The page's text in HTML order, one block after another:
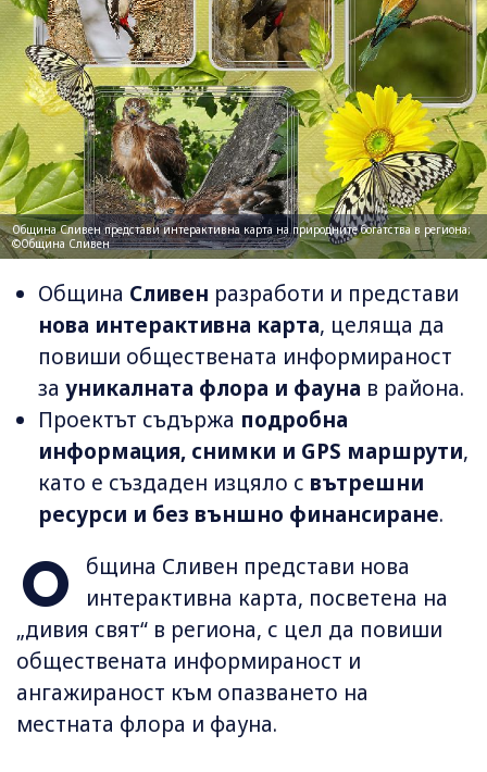
Община Сливен представи интерактивна карта на природните богатства в региона;
©Община Сливен
Община Сливен разработи и представи
нова интерактивна карта, целяща да
повиши обществената информираност
за уникалната флора и фауна в района.
Проектът съдържа подробна
информация, снимки и GPS маршрути,
като е създаден изцяло с вътрешни
ресурси и без външно финансиране.
О
бщина Сливен представи нова
интерактивна карта, посветена на
„дивия свят“ в региона, с цел да повиши
обществената информираност и
ангажираност към опазването на
местната флора и фауна.